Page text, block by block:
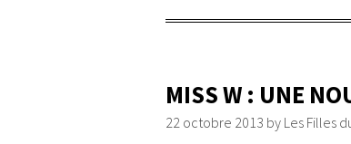
MISS W : UNE
22 octobre 2013 by Les Filles